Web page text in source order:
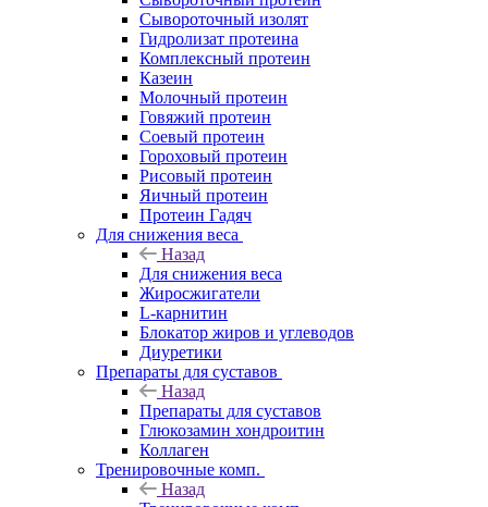
Сывороточный изолят
Гидролизат протеина
Комплексный протеин
Казеин
Молочный протеин
Говяжий протеин
Соевый протеин
Гороховый протеин
Рисовый протеин
Яичный протеин
Протеин Гадяч
Для снижения веса
Назад
Для снижения веса
Жиросжигатели
L-карнитин
Блокатор жиров и углеводов
Диуретики
Препараты для суставов
Назад
Препараты для суставов
Глюкозамин хондроитин
Коллаген
Тренировочные комп.
Назад